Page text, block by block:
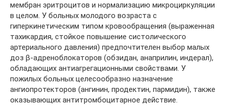
мембран эритроцитов и нормализацию микроциркуляции
в целом. У больных молодого возраста с
гиперкинетическим типом кровообращения (выраженная
тахикардия, стойкое повышение систолического
артериального давления) предпочтителен выбор малых
доз β-адреноблокаторов (обзидан, анаприлин, индерал),
обладающих антиагрегационными свойствами. У
пожилых больных целесообразно назначение
ангиопротекторов (ангинин, продектин, пармидин), также
оказывающих антитромбоцитарное действие.